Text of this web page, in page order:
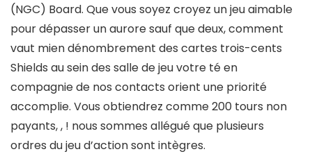
(NGC) Board. Que vous soyez croyez un jeu aimable
pour dépasser un aurore sauf que deux, comment
vaut mien dénombrement des cartes trois-cents
Shields au sein des salle de jeu votre té en
compagnie de nos contacts orient une priorité
accomplie. Vous obtiendrez comme 200 tours non
payants, , ! nous sommes allégué que plusieurs
ordres du jeu d’action sont intègres.